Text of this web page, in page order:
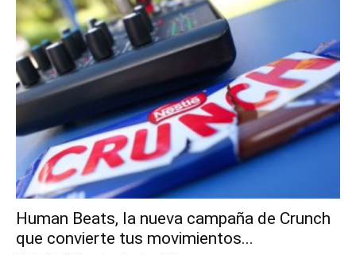
Human Beats, la nueva campaña de Crunch
que convierte tus movimientos...